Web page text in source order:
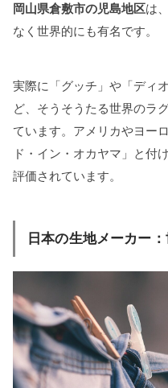
岡山県倉敷市の児島地区は
なく世界的にも有名です。
実際に「グッチ」や「ディ
ど、そうそうたる世界のラ
ています。アメリカやヨー
ド・イン・オカヤマ」と付
評価されています。
日本の生地メーカー